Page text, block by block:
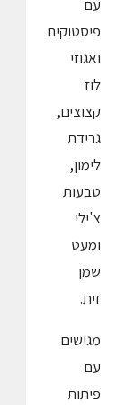
עם
פיסטוקים
ואגוזי
לוז
קצוצים,
גרידת
לימון,
טבעות
צ'ילי
ומעט
שמן
זית.
מגישים
עם
פיתות